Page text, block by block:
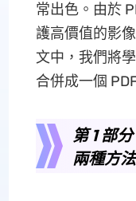
常出色。由於
護高價值的影
文中，我們將
合併成一個
第 1 部
兩種方法